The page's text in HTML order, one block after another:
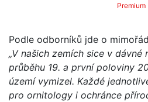
Premium
Podle odborníků jde o
„V našich zemích sice v dávné
průběhu 19. a první poloviny
území vymizel. Každé
pro ornitology i ochránce